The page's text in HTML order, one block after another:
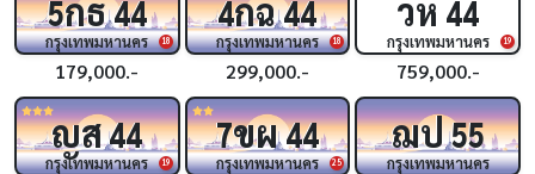
18
5 44
กรุงเทพมหานคร
179,000.-
18
4 44
กรุงเทพมหานคร
299,000.-
19
44
กรุงเทพมหานคร
759,000.-
19
ญส44
กรุงเทพมหานคร 25
7ขผ44
กรุงเทพมหานคร
ฌป55
กรุงเทพมหานคร